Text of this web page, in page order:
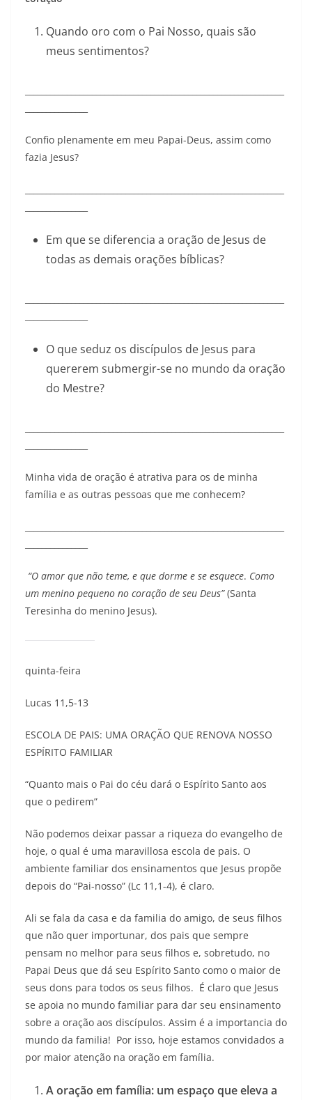
Quando oro com o Pai Nosso, quais são
meus sentimentos?
Confio plenamente em meu Papai-Deus, assim como
fazia Jesus?
Em que se diferencia a oração de Jesus de
todas as demais orações bíblicas?
O que seduz os discípulos de Jesus para
quererem submergir-se no mundo da oração
do Mestre?
Minha vida de oração é atrativa para os de minha
família e as outras pessoas que me conhecem?
“O amor que não teme, e que dorme e se esquece. Como
um menino pequeno no coração de seu Deus”(Santa
Teresinha do menino Jesus).
quinta-feira
Lucas 11,5-13
ESCOLA DE PAIS: UMA ORAÇÃO QUE RENOVA NOSSO
ESPÍRITO FAMILIAR
“Quanto mais o Pai do céu dará o Espírito Santo aos
que o pedirem”
Não podemos deixar passar a riqueza do evangelho de
hoje, o qual é uma maravillosa escola de pais. O
ambiente familiar dos ensinamentos que Jesus propõe
depois do “Pai-nosso” (Lc 11,1-4), é claro.
Ali se fala da casa e da familia do amigo, de seus filhos
que não quer importunar, dos pais que sempre
pensam no melhor para seus filhos e, sobretudo, no
Papai Deus que dá seu Espírito Santo como o maior de
seus dons para todos os seus filhos. É claro que Jesus
se apoia no mundo familiar para dar seu ensinamento
sobre a oração aos discípulos. Assim é a importancia do
mundo da familia! Por isso, hoje estamos convidados a
por maior atenção na oração em família.
A oração em família: um espaço que eleva a